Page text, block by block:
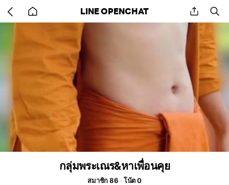
back
to
LINE OPENCHAT share
กลุ่มพระเณร&หาเพื่อนคุย
สมาชิก 86 โน้ต 0